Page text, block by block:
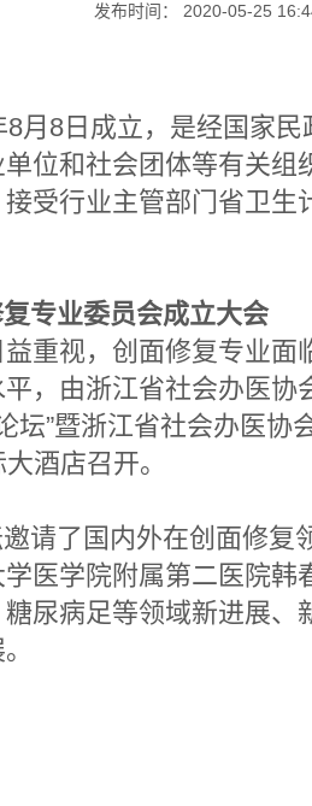
发布时间： 2020-05-25
8日成立，是经国家民
位和社会团体等有关
受行业主管部门省卫
专业委员会成立大会
重视，创面修复专业
，由浙江省社会办医
坛”暨浙江省社会办医
酒店召开。
了国内外在创面修复
医学院附属第二医院
尿病足等领域新进展